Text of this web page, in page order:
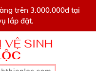
trên 3.000.000đ tại
lắp đặt.